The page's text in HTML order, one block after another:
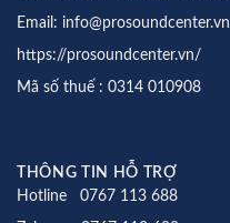
Email: info@prosoundcenter.vn
https://prosoundcenter.vn/
Mã số thuế : 0314 010908
THÔNG TIN HỖ TRỢ
Hotline 0767 113 688